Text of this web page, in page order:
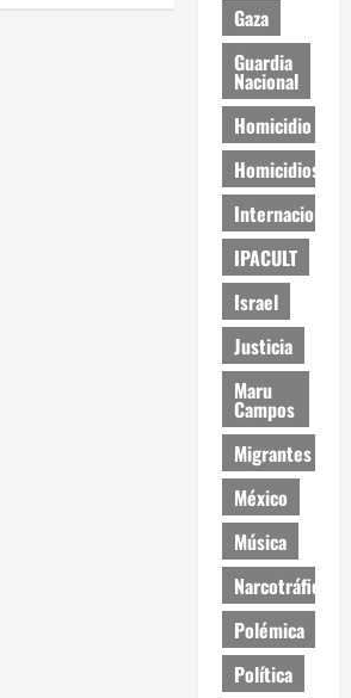
Gaza
Guardia
Nacional
Homicidio
Homicidios
Internacional
IPACULT
Israel
Justicia
Maru
Campos
Migrantes
México
Música
Narcotráfico
Polémica
Política